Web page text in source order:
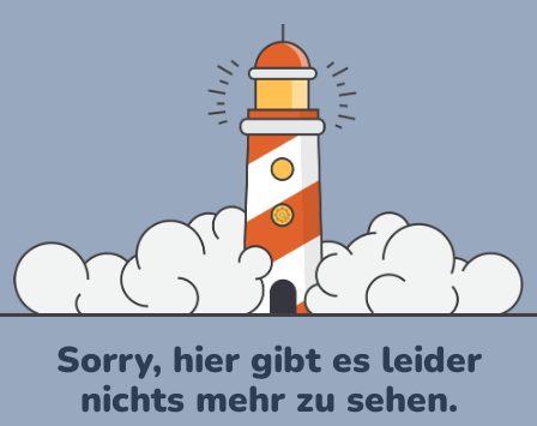
Sorry, hier gibt es leider
nichts mehr zu sehen.